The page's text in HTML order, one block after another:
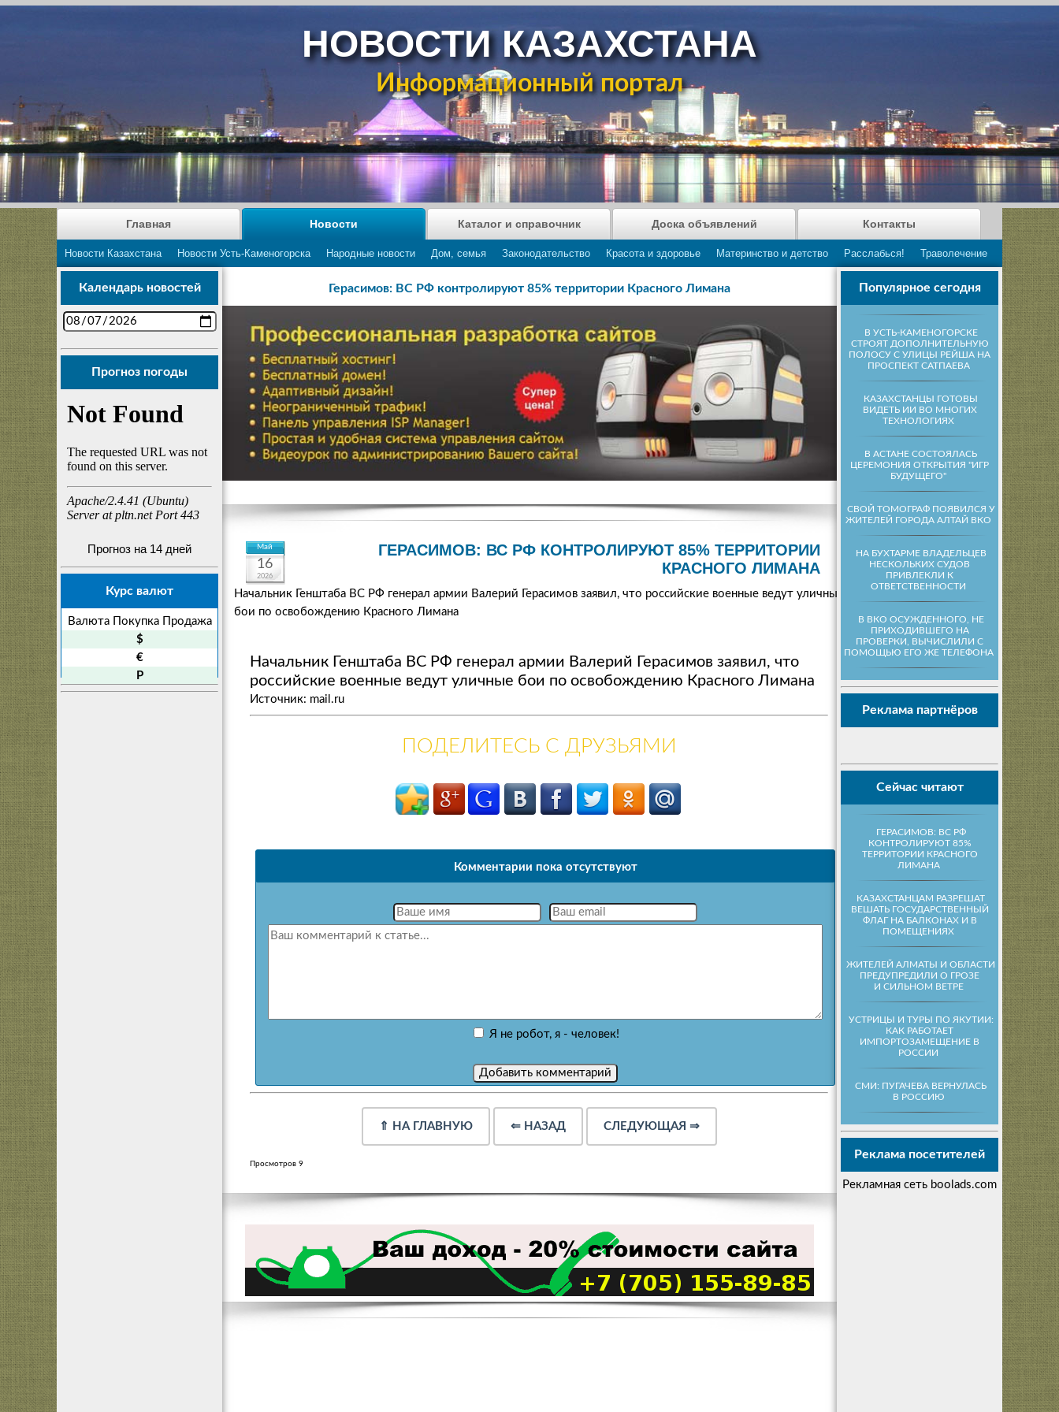
НОВОСТИ КАЗАХСТАНА
Информационный портал
Главная Новости
Новости Казахстана Новости Усть-Каменогорска Народные новости Дом, семья Законодательство Красота и здоровье Материнство и детство Расслабься! Траволечение
Каталог и справочник Доска объявлений Контакты
Популярное сегодня
В УСТЬ-КАМЕНОГОРСКЕ
СТРОЯТ ДОПОЛНИТЕЛЬНУЮ
ПОЛОСУ С УЛИЦЫ РЕЙША НА
ПРОСПЕКТ САТПАЕВА
КАЗАХСТАНЦЫ ГОТОВЫ
ВИДЕТЬ ИИ ВО МНОГИХ
ТЕХНОЛОГИЯХ
В АСТАНЕ СОСТОЯЛАСЬ
ЦЕРЕМОНИЯ ОТКРЫТИЯ "ИГР
БУДУЩЕГО"
СВОЙ ТОМОГРАФ ПОЯВИЛСЯ У
ЖИТЕЛЕЙ ГОРОДА АЛТАЙ ВКО
НА БУХТАРМЕ ВЛАДЕЛЬЦЕВ
НЕСКОЛЬКИХ СУДОВ
ПРИВЛЕКЛИ К
ОТВЕТСТВЕННОСТИ
В ВКО ОСУЖДЕННОГО, НЕ
ПРИХОДИВШЕГО НА
ПРОВЕРКИ, ВЫЧИСЛИЛИ С
ПОМОЩЬЮ ЕГО ЖЕ ТЕЛЕФОНА
Реклама партнёров
Сейчас читают
ГЕРАСИМОВ: ВС РФ
КОНТРОЛИРУЮТ 85%
ТЕРРИТОРИИ КРАСНОГО
ЛИМАНА
КАЗАХСТАНЦАМ РАЗРЕШАТ
ВЕШАТЬ ГОСУДАРСТВЕННЫЙ
ФЛАГ НА БАЛКОНАХ И В
ПОМЕЩЕНИЯХ
ЖИТЕЛЕЙ АЛМАТЫ И ОБЛАСТИ
ПРЕДУПРЕДИЛИ О ГРОЗЕ
И СИЛЬНОМ ВЕТРЕ
УСТРИЦЫ И ТУРЫ ПО ЯКУТИИ:
КАК РАБОТАЕТ
ИМПОРТОЗАМЕЩЕНИЕ В
РОССИИ
СМИ: ПУГАЧЕВА ВЕРНУЛАСЬ
В РОССИЮ
Реклама посетителей
Рекламная сеть boolads.com
Календарь новостей
Прогноз погоды
Прогноз на 14 дней
Курс валют
Валюта Покупка
Продажа
$
€
P
Герасимов: ВС РФ контролируют 85% территории Красного Лимана
Май
16
2026
ГЕРАСИМОВ: ВС РФ КОНТРОЛИРУЮТ 85% ТЕРРИТОРИИ
КРАСНОГО ЛИМАНА
Начальник Генштаба ВС РФ генерал армии Валерий Герасимов заявил, что российские военные ведут уличные
бои по освобождению Красного Лимана
Начальник Генштаба ВС РФ генерал армии Валерий Герасимов заявил, что
российские военные ведут уличные бои по освобождению Красного Лимана
Источник: mail.ru
ПОДЕЛИТЕСЬ С ДРУЗЬЯМИ
Комментарии пока отсутствуют
Я не робот, я - человек!
⇑ НА ГЛАВНУЮ ⇐ НАЗАД СЛЕДУЮЩАЯ ⇒
Просмотров 9